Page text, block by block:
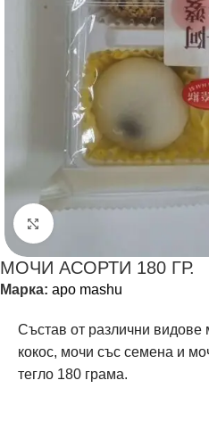
Щракнете за уголемяване
МОЧИ АСОРТИ 180 ГР.
Марка: apo mashu
Състав от различни
кокос, мочи със семена и
тегло 180 грама.